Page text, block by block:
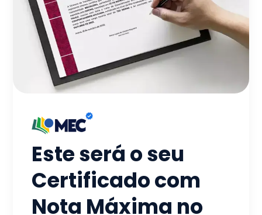
Este será o seu
Certificado com
Nota Máxima no